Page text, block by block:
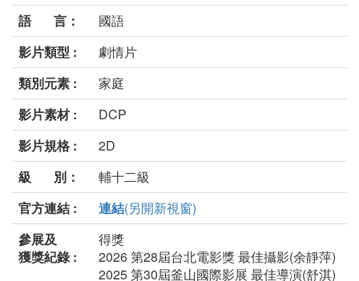
語 言：
國語
影片類型 :
劇情片
類別元素 :
家庭
影片素材 :
DCP
影片規格 :
2D
級 別：
輔十二級
官方連結 :
連結(另開新視窗)
參展及
獲獎紀錄 :
得獎
2026 第28屆台北電影獎 最佳攝影(余靜萍)
2025 第30屆釜山國際影展 最佳導演(舒淇)